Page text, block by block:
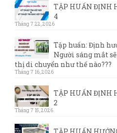
TẬP HUẤN ĐỊNH
4
Tháng 7 22, 2026
Tập huấn: Định
Người sáng mắt
thị di chuyển như thế nào???
Tháng 7 16, 2026
TẬP HUẤN ĐỊNH
2
Tháng 7 15, 2026